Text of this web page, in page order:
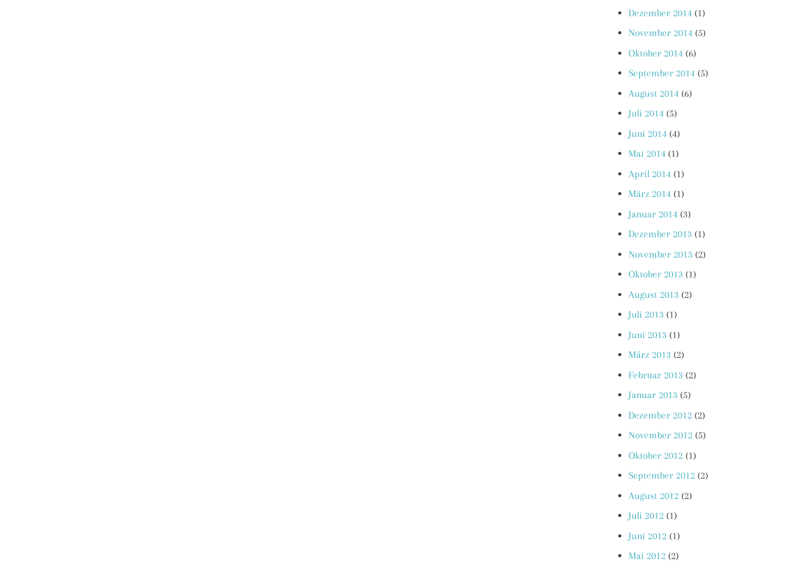
Dezember 2014 (1)
November 2014 (5)
Oktober 2014 (6)
September 2014 (5)
August 2014 (6)
Juli 2014 (5)
Juni 2014 (4)
Mai 2014 (1)
April 2014 (1)
März 2014 (1)
Januar 2014 (3)
Dezember 2013 (1)
November 2013 (2)
Oktober 2013 (1)
August 2013 (2)
Juli 2013 (1)
Juni 2013 (1)
März 2013 (2)
Februar 2013 (2)
Januar 2013 (5)
Dezember 2012 (2)
November 2012 (5)
Oktober 2012 (1)
September 2012 (2)
August 2012 (2)
Juli 2012 (1)
Juni 2012 (1)
Mai 2012 (2)